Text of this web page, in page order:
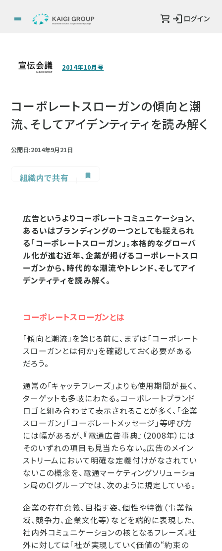
ログイン
2014年10月号
コーポレートスローガンの傾向と潮
流、そしてアイデンティティを読み解く
公開日:2014年9月21日
組織内で共有
広告というよりコーポレートコミュニケーション、
あるいはブランディングの一つとしても捉えられ
る「コーポレートスローガン」。本格的なグローバ
ル化が進む近年、企業が掲げるコーポレートスロ
ーガンから、時代的な潮流やトレンド、そしてアイ
デンティティを読み解く。
コーポレートスローガンとは
「傾向と潮流」を論じる前に、まずは「コーポレート
スローガンとは何か」を確認しておく必要がある
だろう。
通常の「キャッチフレーズ」よりも使用期間が長く、
ターゲットも多岐にわたる。コーポレートブランド
ロゴと組み合わせて表示されることが多く、「企業
スローガン」「コーポレートメッセージ」等呼び方
には幅があるが、『電通広告事典』（2008年）には
そのいずれの項目も見当たらない。広告のメイン
ストリームにおいて明確な定義付けがなされてい
ないこの概念を、電通マーケティングソリューショ
ン局のCIグループでは、次のように規定している。
企業の存在意義、目指す姿、個性や特徴（事業領
域、競争力、企業文化等）などを端的に表現した、
社内外コミュニケーションの核となるフレーズ。社
外に対しては「社が実現していく価値の“約束の